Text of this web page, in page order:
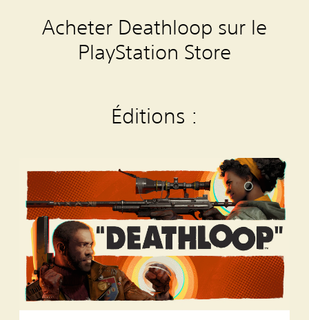
Acheter Deathloop sur le
PlayStation Store
Éditions :
a